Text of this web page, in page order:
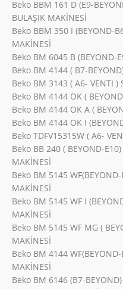
Beko BBM 161 D (E9-
BULAŞIK MAKİNESİ
Beko BBM 350 I (BEYOND-
MAKİNESİ
Beko BM 6045 B (BEYOND-
Beko BM 4144 ( B7-
Beko BM 3143 ( A6- VENTI )
Beko BM 4144 OK (
Beko BM 4144 OK A (
Beko BM 4144 OK I
Beko TDFV15315W ( A6-
Beko BB 240 ( BEYOND-
MAKİNESİ
Beko BM 5145
MAKİNESİ
Beko BM 5145 WF I
MAKİNESİ
Beko BM 5145 WF MG (
MAKİNESİ
Beko BM 4144
MAKİNESİ
Beko BM 6146 (B7-